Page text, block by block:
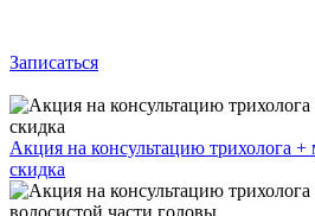
Записаться
Акция на консультацию трихолога +
скидка